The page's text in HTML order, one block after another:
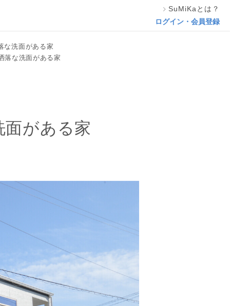
SuMiKaとは？
ログイン・会員登録
な洗面がある家
落な洗面がある家
がある家